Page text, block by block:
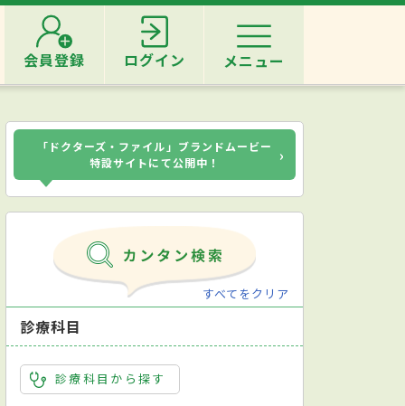
会員登録 ログイン メニュー
「ドクターズ・ファイル」ブランドムービー
特設サイトにて公開中！
›
すべてをクリア
診療科目
診療科目から探す